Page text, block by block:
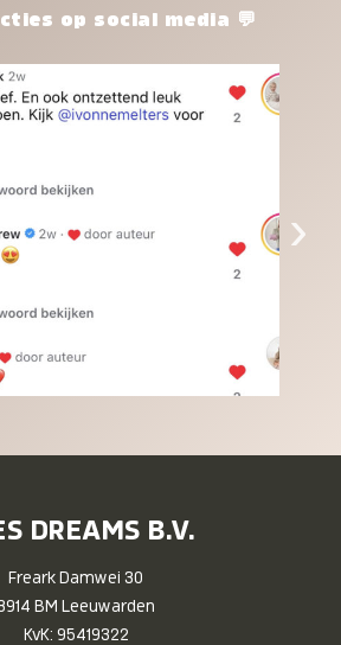
op social media 💬
›
DREAMS B.V.
Freark Damwei 30
BM Leeuwarden
KvK: 95419322